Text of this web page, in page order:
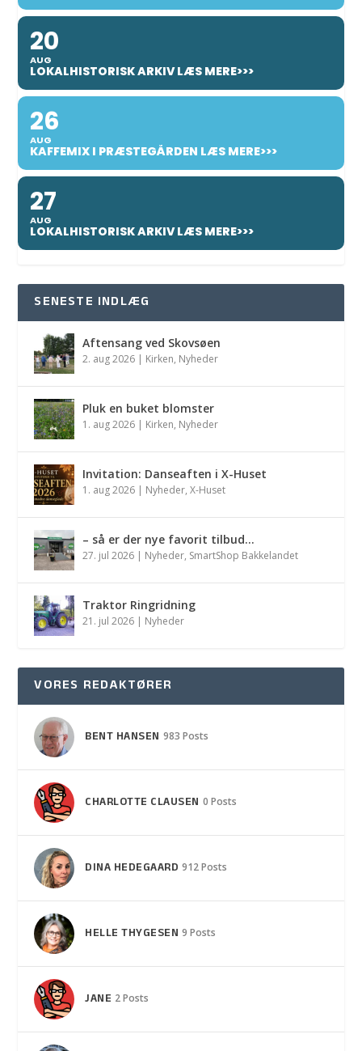
20
AUG
LOKALHISTORISK ARKIV LÆS MERE>>>
26
AUG
KAFFEMIX I PRÆSTEGÅRDEN LÆS MERE>>>
27
AUG
LOKALHISTORISK ARKIV LÆS MERE>>>
SENESTE INDLÆG
Aftensang ved Skovsøen
2. aug 2026 | Kirken, Nyheder
Pluk en buket blomster
1. aug 2026 | Kirken, Nyheder
Invitation: Danseaften i X-Huset
1. aug 2026 | Nyheder,X-Huset
– så er der nye favorit tilbud…
27. jul 2026 | Nyheder, SmartShop Bakkelandet
Traktor Ringridning
21. jul 2026 | Nyheder
VORES REDAKTØRER
BENT HANSEN 983 Posts
CHARLOTTE CLAUSEN 0 Posts
DINA HEDEGAARD 912 Posts
HELLE THYGESEN 9 Posts
JANE 2 Posts